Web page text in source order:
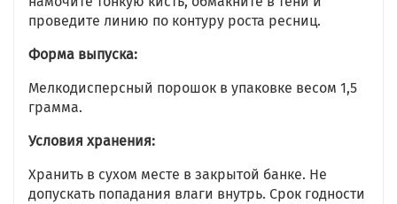
проведите линию по контуру роста ресниц.
Форма выпуска:
Мелкодисперсный порошок в упаковке весом 1,5
грамма.
Условия хранения:
Хранить в сухом месте в закрытой банке. Не
допускать попадания влаги внутрь. Срок годности